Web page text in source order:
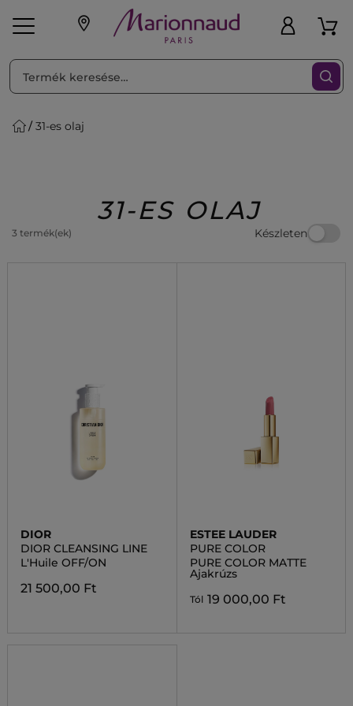
Parfüm
Beauty
31-es olaj
31-ES OLAJ
3 termék(ek) Készleten
RENDEZéS Szűrő
DIOR
DIOR CLEANSING LINE
L'Huile OFF/ON
21 500,00 Ft
ESTEE LAUDER
PURE COLOR
PURE COLOR MATTE
Ajakrúzs
Tól 19 000,00 Ft